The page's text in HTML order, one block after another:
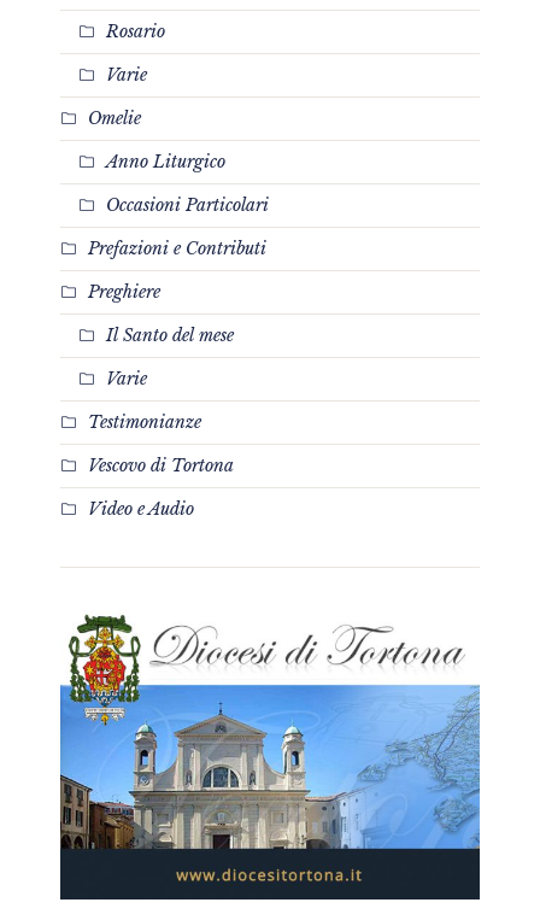
Rosario
Varie
Omelie
Anno Liturgico
Occasioni Particolari
Prefazioni e Contributi
Preghiere
Il Santo del mese
Varie
Testimonianze
Vescovo di Tortona
Video e Audio